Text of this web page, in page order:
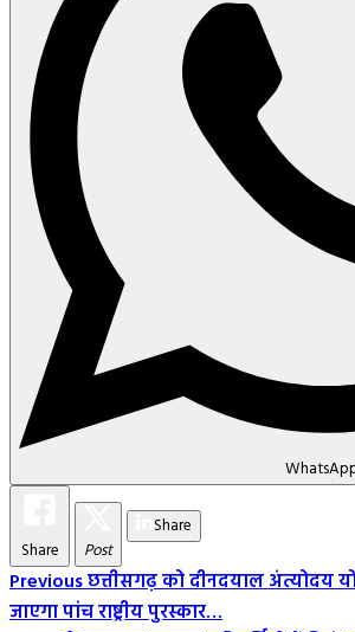
Share Post
Share
Post
Previousछत्तीसगढ़ को दीनदयाल अंत्योदय
जाएगा पांच राष्ट्रीय पुरस्कार…